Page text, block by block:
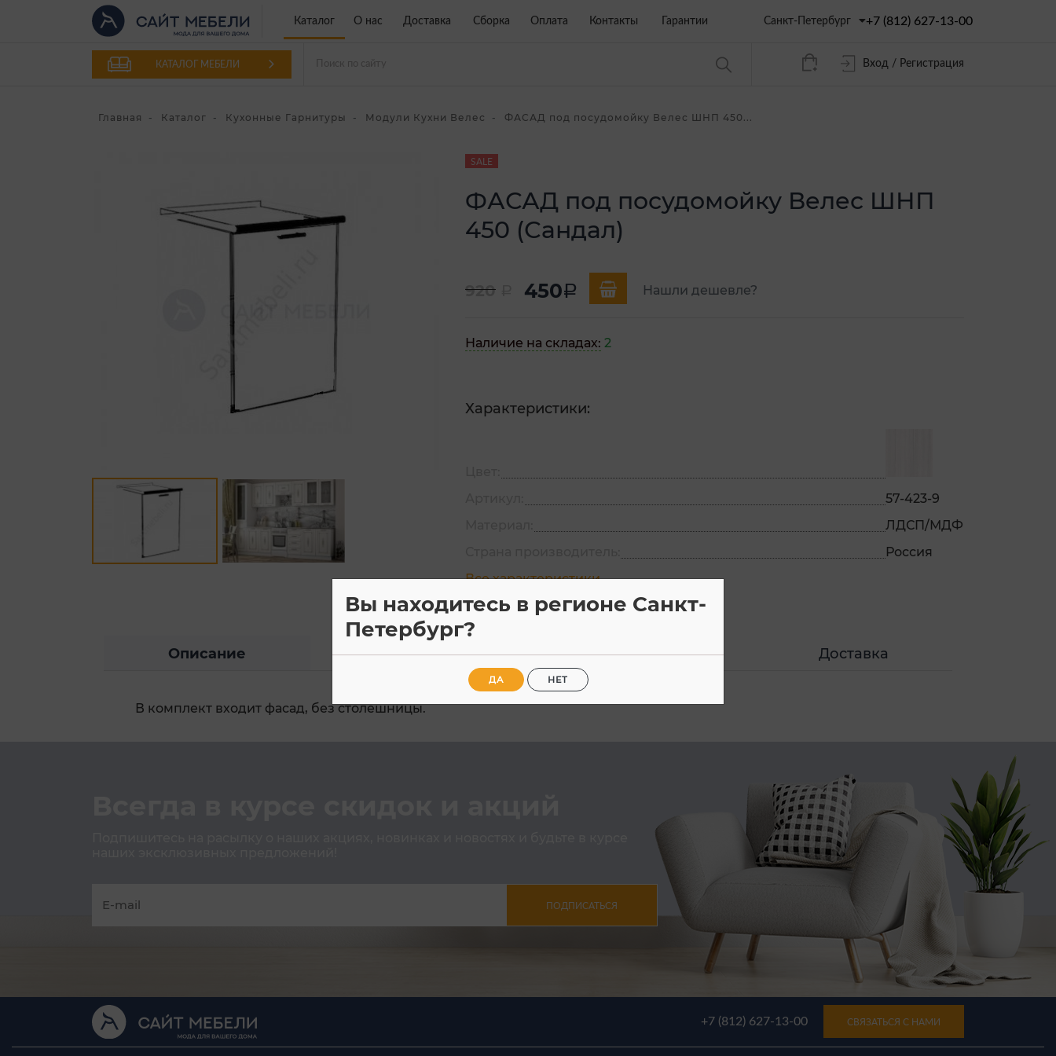
Каталог О нас Доставка Сборка Оплата Контакты Гарантии Санкт-Петербург +7 (812) 627-13-00
КАТАЛОГ МЕБЕЛИ Вход / Регистрация
Главная Каталог Кухонные Гарнитуры Модули Кухни Велес ФАСАД под посудомойку Велес ШНП 450...
SALE
ФАСАД под посудомойку Велес ШНП
450 (Сандал)
920 450a Нашли дешевле?
Наличие на складах: 2
Характеристики:
57-423-9
ЛДСП/МДФ
Россия
Все характеристики
Описание Характеристики Отзывы Доставка
В комплект входит фасад, без столешницы.
ПОДПИСАТЬСЯ
+7 (812) 627-13-00 СВЯЗАТЬСЯ С НАМИ
Вы находитесь в регионе Санкт-
Петербург?
ДА НЕТ